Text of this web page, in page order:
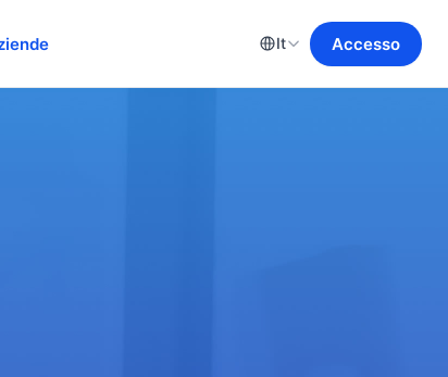
It Accesso